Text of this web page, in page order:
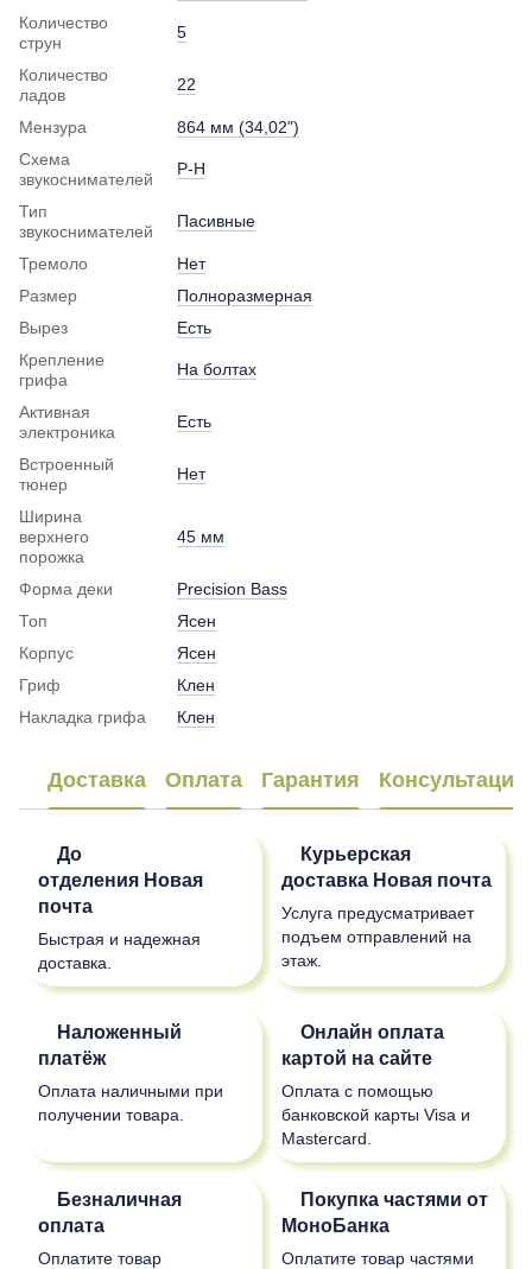
Количество
струн
5
Количество
ладов
22
Мензура
864 мм (34,02")
Схема
звукоснимателей
P-H
Тип
звукоснимателей
Пасивные
Тремоло
Нет
Размер
Полноразмерная
Вырез
Есть
Крепление
грифа
На болтах
Активная
электроника
Есть
Встроенный
тюнер
Нет
Ширина
верхнего
порожка
45 мм
Форма деки
Precision Bass
Топ
Ясен
Корпус
Ясен
Гриф
Клен
Накладка грифа
Клен
Доставка Оплата Гарантия Консультация
До
отделения Новая
почта
Быстрая и надежная
доставка.
Курьерская
доставка Новая почта
Услуга предусматривает
подъем отправлений на
этаж.
Наложенный
платёж
Оплата наличными при
получении товара.
Онлайн оплата
картой на сайте
Оплата с помощью
банковской карты Visa и
Mastercard.
Безналичная
оплата
Оплатите товар
Покупка частями от
МоноБанка
Оплатите товар частями